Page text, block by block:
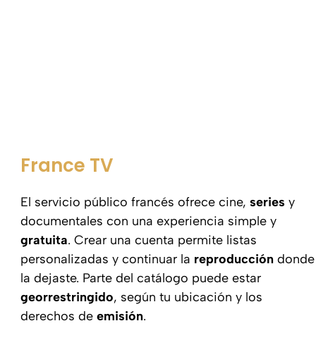
France TV
El servicio público francés ofrece cine, series y
documentales con una experiencia simple y
gratuita. Crear una cuenta permite listas
personalizadas y continuar la reproducción donde
la dejaste. Parte del catálogo puede estar
georrestringido, según tu ubicación y los
derechos de emisión.